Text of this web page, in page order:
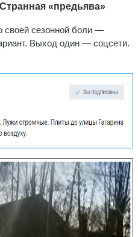
«предьява»
сезонной боли —
Выход один — соцсети.